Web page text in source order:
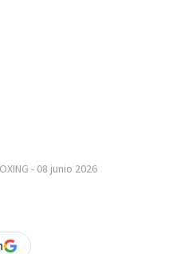
- 08 junio 2026